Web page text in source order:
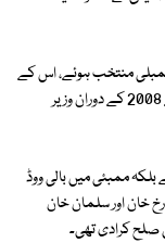
پہلی مرتبہ 1999 میں رکن اسمبلی منتخب ہوئے، اس کے
بعد 2004 اور 2009 میں کامیابی حاصل کی اور 2004 سے 2008 کے دوران وزیر
ممبئی میں بالی ووڈ
رخ خان اور سلمان خان